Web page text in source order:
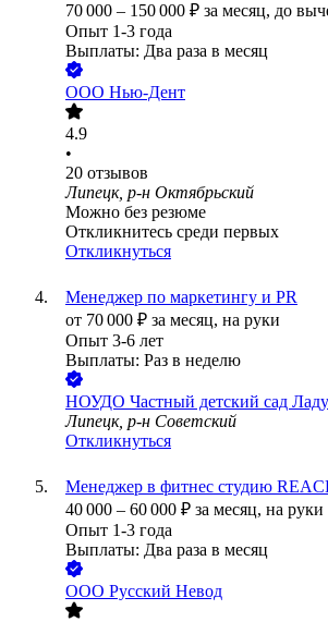
70 000 – 150 000 ₽ за месяц, до
Опыт 1-3 года
Выплаты: Два раза в месяц
ООО Нью-Дент
4.9
•
20 отзывов
Липецк, р-н Октябрьский
Можно без резюме
Откликнитесь среди первых
Откликнуться
Менеджер по маркетингу и PR
от 70 000 ₽ за месяц, на руки
Опыт 3-6 лет
Выплаты: Раз в неделю
НОУДО Частный детский сад
Липецк, р-н Советский
Откликнуться
Менеджер в фитнес студию
40 000 – 60 000 ₽ за месяц, на руки
Опыт 1-3 года
Выплаты: Два раза в месяц
ООО Русский Невод